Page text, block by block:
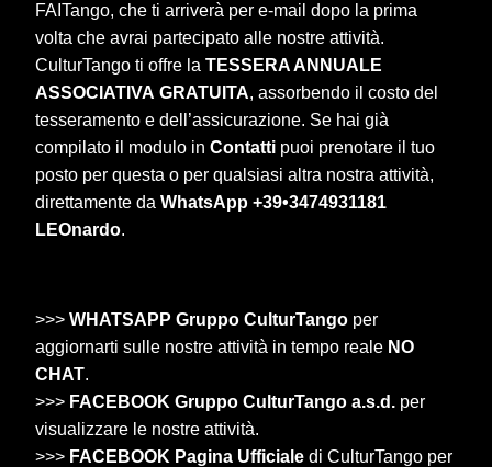
FAITango, che ti arriverà per e-mail dopo la prima
volta che avrai partecipato alle nostre attività.
CulturTango ti offre laTESSERA ANNUALE
ASSOCIATIVA GRATUITA, assorbendo il costo del
tesseramento e dell’assicurazione. Se hai già
compilato il modulo inContatti puoi prenotare il tuo
posto per questa o per qualsiasi altra nostra attività,
direttamente da WhatsApp +39•3474931181
LEOnardo.
>>>WHATSAPP Gruppo CulturTango per
aggiornarti sulle nostre attività in tempo reale NO
CHAT.
>>> FACEBOOK Gruppo CulturTango a.s.d. per
visualizzare le nostre attività.
>>> FACEBOOK Pagina Ufficiale di CulturTango per